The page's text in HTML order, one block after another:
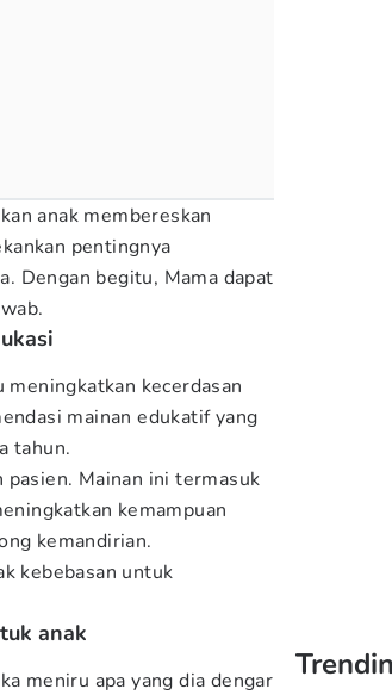
anak membereskan
pentingnya
Dengan begitu, Mama dapat
kecerdasan
mainan edukatif yang
tahun.
pasien. Mainan ini termasuk
kemampuan
kemandirian.
kebebasan untuk
anak
meniru apa yang dia dengar